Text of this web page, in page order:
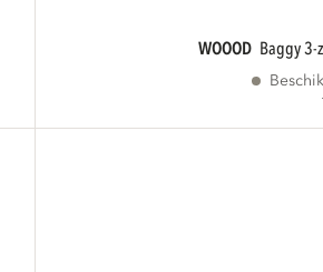
WOOOD baggy